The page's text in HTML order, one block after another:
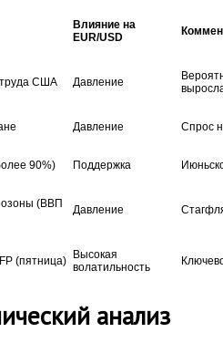
Влияние на
EUR/USD
США Давление
Давление Спрос
90%) Поддержка
(ВВП
Давление
(пятница)
Высокая
волатильность
анализ